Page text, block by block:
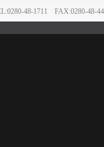
48-1711 FAX:0280-48-